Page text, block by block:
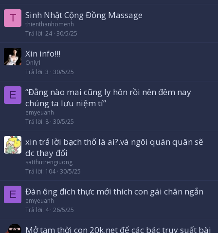
T Sinh Nhật Cộng Đồng Massage
thienthanhomenh
Trả lời 24 30/5/25
Xin info!!!
Only1
Trả lời 3 30/5/25
E
“Đằng nào mai cũng ly hôn rồi nên đêm nay
chúng ta lưu niệm tí”
emyeuanh
Trả lời 8 30/5/25
xin trả lời bạch thố là ai?.và ngôi quán quân sẽ
dc thay đổi
satthutrengiuong
Trả lời 104 30/5/25
E Đàn ông đích thực mới thích con gái chân ngắn
emyeuanh
Trả lời 4 26/5/25
Mở tạm thời con 20k.net để các bác truy suất bài